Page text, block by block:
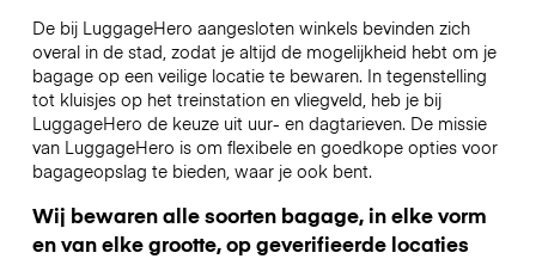
De bij LuggageHero aangesloten winkels bevinden zich
overal in de stad, zodat je altijd de mogelijkheid hebt om je
bagage op een veilige locatie te bewaren. In tegenstelling
tot kluisjes op het treinstation en vliegveld, heb je bij
LuggageHero de keuze uit uur- en dagtarieven. De missie
van LuggageHero is om flexibele en goedkope opties voor
bagageopslag te bieden, waar je ook bent.
Wij bewaren alle soorten bagage, in elke vorm
en van elke grootte, op geverifieerde locaties